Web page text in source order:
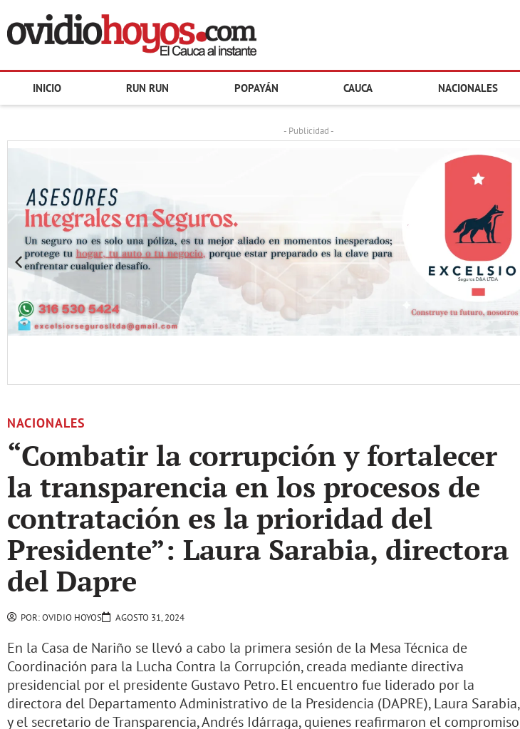
INICIO RUN RUN POPAYÁN CAUCA NACIONALES
- Publicidad -
NACIONALES
“Combatir la corrupción y fortalecer
la transparencia en los procesos de
contratación es la prioridad del
Presidente”: Laura Sarabia, directora
del Dapre
POR:OVIDIO HOYOS AGOSTO 31, 2024
En la Casa de Nariño se llevó a cabo la primera sesión de la Mesa Técnica de
Coordinación para la Lucha Contra la Corrupción, creada mediante directiva
presidencial por el presidente Gustavo Petro. El encuentro fue liderado por la
directora del Departamento Administrativo de la Presidencia (DAPRE), Laura Sarabia,
y el secretario de Transparencia, Andrés Idárraga, quienes reafirmaron el compromiso